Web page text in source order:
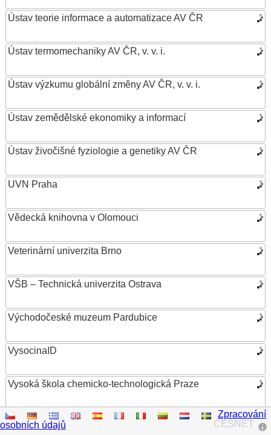
Ústav teorie informace a automatizace AV ČR
Ústav termomechaniky AV ČR, v. v. i.
Ústav výzkumu globální změny AV ČR, v. v. i.
Ústav zemědělské ekonomiky a informací
Ústav živočišné fyziologie a genetiky AV ČR
UVN Praha
Vědecká knihovna v Olomouci
Veterinární univerzita Brno
VŠB – Technická univerzita Ostrava
Východočeské muzeum Pardubice
VysocinaID
Vysoká škola chemicko-technologická Praze
Vysoká škola ekonomická v Praze
CESNET
Zpracování
osobních údajů